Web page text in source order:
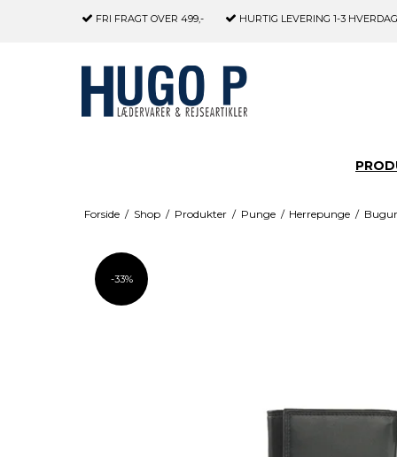
FRI FRAGT OVER 499,- HURTIG LEVERING 1-3
Forside / Shop / Produkter / Punge / Herrepunge /
-33%